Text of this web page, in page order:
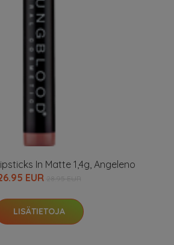
In Matte 1,4g, Angeleno
EUR
LISÄTIETOJA